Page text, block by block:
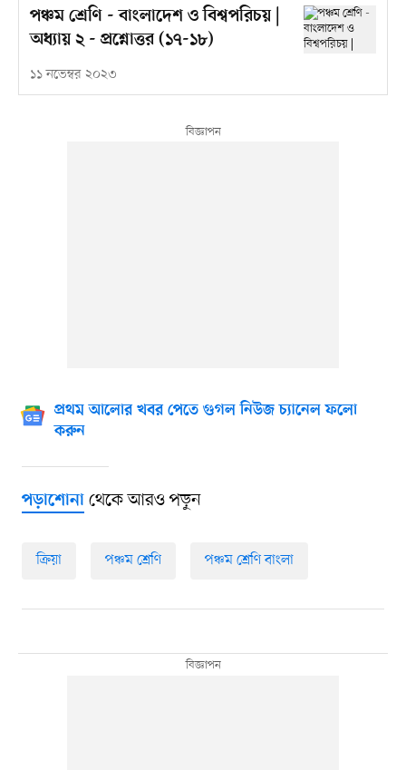
পঞ্চম শ্রেণি - বাংলাদেশ ও বিশ্বপরিচয় |
অধ্যায় ২ - প্রশ্নোত্তর (১৭-১৮)
১১ নভেম্বর ২০২৩
প্রথম আলোর খবর পেতে গুগল নিউজ চ্যানেল ফলো
করুন
পড়াশোনাথেকে আরও পড়ুন
ক্রিয়া পঞ্চম শ্রেণি পঞ্চম শ্রেণি বাংলা